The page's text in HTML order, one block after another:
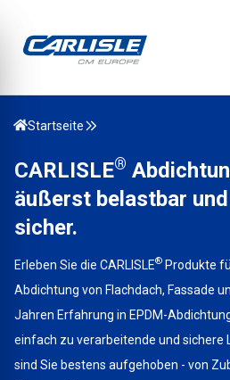
Startseite
CARLISLE®
äußerst belastbar
sicher.
Erleben Sie die CARLISLE® Produkte
Abdichtung von Flachdach, Fassade
Jahren Erfahrung in EPDM-
einfach zu verarbeitende und sichere
sind Sie bestens aufgehoben - von